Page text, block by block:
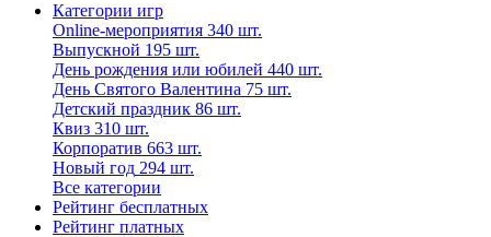
Категории игр
Online-мероприятия 340 шт.
Выпускной 195 шт.
День рождения или юбилей 440 шт.
День Святого Валентина 75 шт.
Детский праздник 86 шт.
Квиз 310 шт.
Корпоратив 663 шт.
Новый год 294 шт.
Все категории
Рейтинг бесплатных
Рейтинг платных